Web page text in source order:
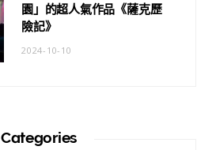
園」的超人氣作品《薩克歷
險記》
2024-10-10
Categories